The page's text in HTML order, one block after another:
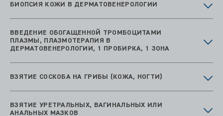
БИОПСИЯ КОЖИ В ДЕРМАТОВЕНЕРОЛОГИИ
ВВЕДЕНИЕ ОБОГАЩЕННОЙ ТРОМБОЦИТАМИ
ПЛАЗМЫ, ПЛАЗМОТЕРАПИЯ В
ДЕРМАТОВЕНЕРОЛОГИИ, 1 ПРОБИРКА, 1 ЗОНА
ВЗЯТИЕ СОСКОБА НА ГРИБЫ (КОЖА, НОГТИ)
ВЗЯТИЕ УРЕТРАЛЬНЫХ, ВАГИНАЛЬНЫХ ИЛИ
АНАЛЬНЫХ МАЗКОВ